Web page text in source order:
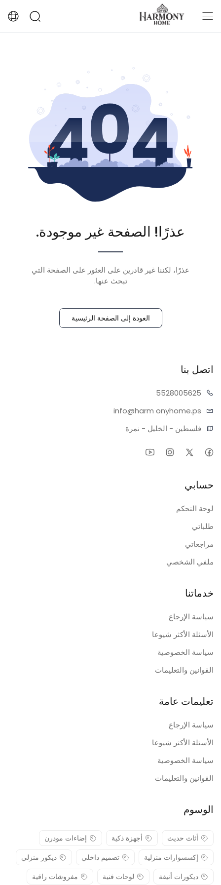
عذرًا! الصفحة غير موجودة.
عذرًا، لكننا غير قادرين على العثور على الصفحة التي
تبحث عنها.
العودة إلى الصفحة الرئيسية
اتصل بنا
05625
55280
info@harm onyhome.ps
فلسطين - الخليل - نمرة
حسابي
لوحة التحكم
طلباتي
مراجعاتي
ملفي الشخصي
خدماتنا
سياسة الإرجاع
الأسئلة الأكثر شيوعا
سياسة الخصوصية
القوانين والتعليمات
تعليمات عامة
سياسة الإرجاع
الأسئلة الأكثر شيوعا
سياسة الخصوصية
القوانين والتعليمات
الوسوم
أثاث حديث أجهزة ذكية
إضاءات مودرن
إكسسوارات منزلية
تصميم داخلي
ديكور منزلي
ديكورات أنيقة
لوحات فنية مفروشات راقية